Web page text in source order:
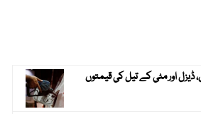
ڈیزل اور مٹی کے تیل کی قیمتوں